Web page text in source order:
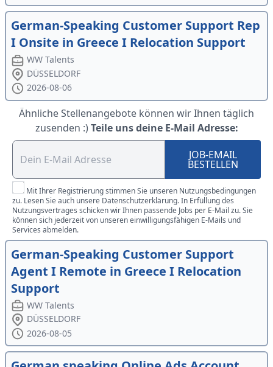
German-Speaking Customer Support Rep
I Onsite in Greece I Relocation Support
WW Talents
DÜSSELDORF
2026-08-06
Ähnliche Stellenangebote können wir Ihnen täglich
zusenden :) Teile uns deine E-Mail Adresse:
JOB-EMAIL
BESTELLEN
Mit Ihrer Registrierung stimmen Sie unseren Nutzungsbedingungen
zu. Lesen Sie auch unsere Datenschutzerklärung. In Erfüllung des
Nutzungsvertrages schicken wir Ihnen passende Jobs per E-Mail zu. Sie
können sich jederzeit von unseren einwilligungsfähigen E-Mails und
Services abmelden.
German-Speaking Customer Support
Agent I Remote in Greece I Relocation
Support
WW Talents
DÜSSELDORF
2026-08-05